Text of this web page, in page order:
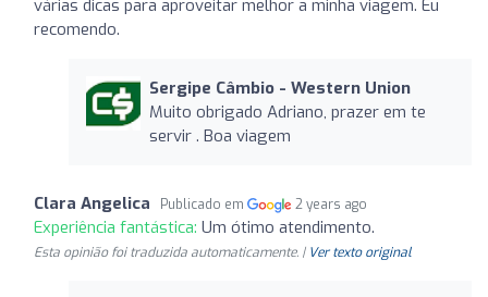
várias dicas para aproveitar melhor a minha viagem. Eu
recomendo.
Sergipe Câmbio - Western Union
Muito obrigado Adriano, prazer em te
servir . Boa viagem
Clara Angelica Publicado em 2 years ago
Experiência fantástica: Um ótimo atendimento.
Esta opinião foi traduzida automaticamente. | Ver texto original